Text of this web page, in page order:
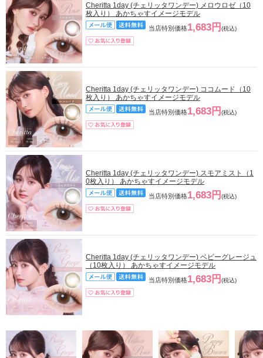
Cheritta 1day (チェリッタワンデー) メロウロゼ（10
枚入り） あかちゃすイメージモデル
当店特別価格1,683円 (税込)
Cheritta 1day (チェリッタワンデー) ココムード（10
枚入り） あかちゃすイメージモデル
当店特別価格1,683円 (税込)
Cheritta 1day (チェリッタワンデー) スモアミスト（1
0枚入り） あかちゃすイメージモデル
当店特別価格1,683円 (税込)
Cheritta 1day (チェリッタワンデー) ベビーグレージュ
（10枚入り） あかちゃすイメージモデル
当店特別価格1,683円 (税込)